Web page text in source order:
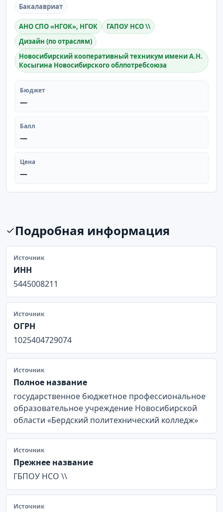
Бакалавриат
АНО СПО «НГОК», НГОК
ГАПОУ НСО \\
Дизайн (по отраслям)
Новосибирский кооперативный техникум имени А.Н.
Косыгина Новосибирского облпотребсоюза
Бюджет
—
Балл
—
Цена
—
Подробная информация
Источник
ИНН
5445008211
Источник
ОГРН
1025404729074
Источник
Полное название
государственное бюджетное профессиональное
образовательное учреждение Новосибирской
области «Бердский политехнический колледж»
Источник
Прежнее название
ГБПОУ НСО \\
Источник